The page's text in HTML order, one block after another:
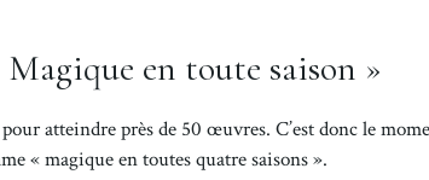
en toute saison »
atteindre près de 50 œuvres. C’est donc le
« magique en toutes quatre saisons ».